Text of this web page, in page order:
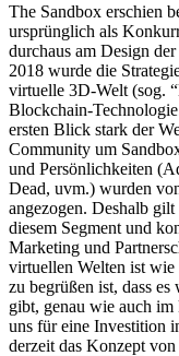
The Sandbox erschien
ursprünglich als
durchaus am Design
2018 wurde die
virtuelle 3D-Welt (sog.
Blockchain-
ersten Blick stark der
Community um
und Persönlichkeiten
Dead, uvm.) wurden
angezogen. Deshalb
diesem Segment und
Marketing und
virtuellen Welten ist wie
zu begrüßen ist, dass
gibt, genau wie auch
uns für eine Investition
derzeit das Konzept